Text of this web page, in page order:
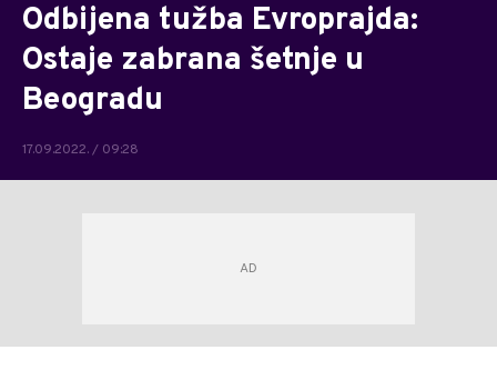
Odbijena tužba Evroprajda:
Ostaje zabrana šetnje u
Beogradu
17.09.2022. / 09:28